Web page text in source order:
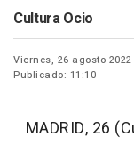
Cultura Ocio
Viernes, 26 agosto 2022
Publicado: 11:10
MADRID, 26